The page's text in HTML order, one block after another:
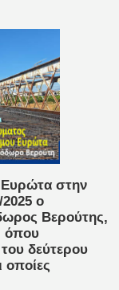
Ευρώτα στην
ο
Βερούτης,
όπου
δεύτερου
οποίες